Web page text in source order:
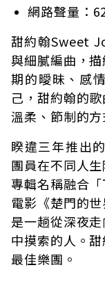
網路聲量：
甜約翰Sweet
與細膩編曲，
期的曖昧、感
己，甜約翰的
溫柔、節制的
睽違三年推出
團員在不同人
專輯名稱融合
電影《楚門的
是一趟從深夜
中摸索的人。
最佳樂團。